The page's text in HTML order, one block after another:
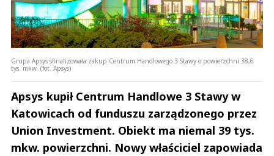
Grupa Apsys sfinalizowała zakup Centrum Handlowego 3 Stawy o powierzchni 38,6
tys. mkw. (fot. Apsys)
Apsys kupił Centrum Handlowe 3 Stawy w
Katowicach od funduszu zarządzonego przez
Union Investment. Obiekt ma niemal 39 tys.
mkw. powierzchni. Nowy właściciel zapowiada